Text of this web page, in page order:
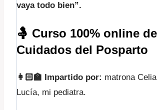
vaya todo bien”.
🤱 Curso 100% online de
Cuidados del Posparto
👩🏻‍🏫 Impartido por: matrona
Lucía, mi pediatra.